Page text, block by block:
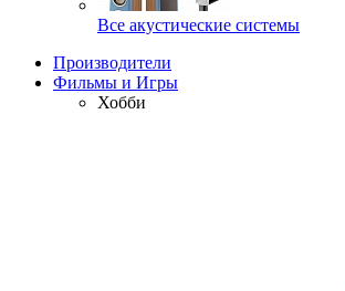
Все акустические системы
Производители
Фильмы и Игры
Хобби